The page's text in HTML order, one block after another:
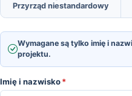
Przyrząd niestandardowy
Wymagane są tylko imię i
projektu.
Imię i nazwisko*